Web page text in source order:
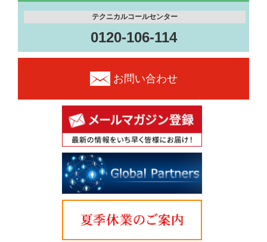
テクニカルコールセンター
0120-106-114
お問い合わせ